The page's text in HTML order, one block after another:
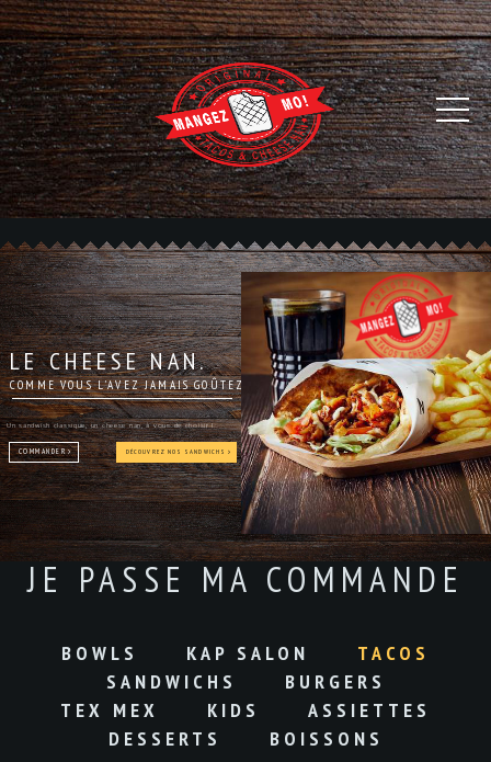
LE CHEESE NAN.
COMME VOUS L'AVEZ JAMAIS GOÛTEZ
Un sandwish classique, un cheese nan, à vous de choisir !
COMMANDER DÉCOUVREZ NOS SANDWICHS
JE PASSE MA COMMANDE
BOWLS KAP SALON
TACOS
SANDWICHS
BURGERS
TEX MEX
KIDS
ASSIETTES
DESSERTS
BOISSONS